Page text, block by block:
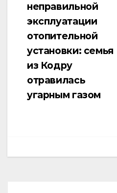
по
записям
неправильной
эксплуатации
отопительной
установки: семья
из Кодру
отравилась
угарным газом